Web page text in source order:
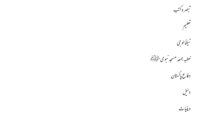
تبصرہ کتب
تعلیم
ٹیکنالوجی
خطبہ جمعہ مسجد نبوی ﷺ
دفاع پاکستان
دلیل
دینیات